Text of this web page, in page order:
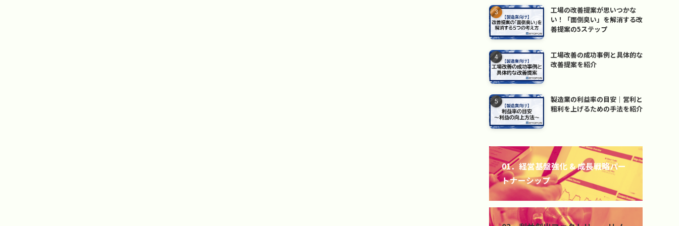
工場の改善提案が思いつかな
い！「面倒臭い」を解消する改
善提案の5ステップ
工場改善の成功事例と具体的な
改善提案を紹介
製造業の利益率の目安｜営利と
粗利を上げるための手法を紹介
01．経営基盤強化 & 成長戦略パー
トナーシップ
カ
バ
ー
リ
ク
カ
バ